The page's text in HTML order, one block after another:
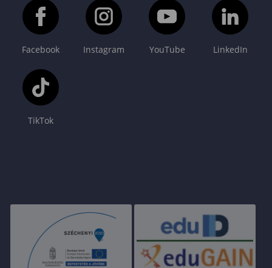
Facebook Instagram YouTube LinkedIn
TikTok